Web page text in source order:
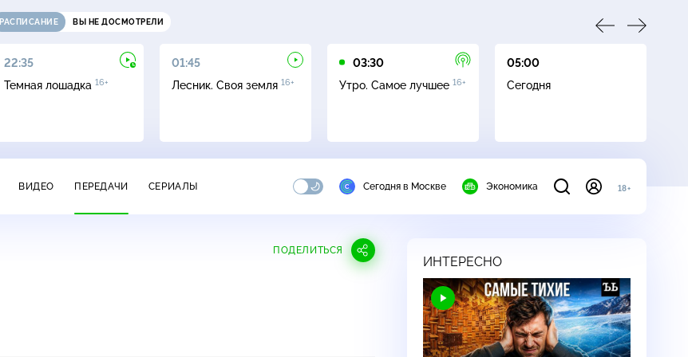
РАСПИСАНИЕ ВЫ НЕ ДОСМОТРЕЛИ
22:35
Темная лошадка 16+
01:45
Лесник. Своя земля 16+
03:30
Утро. Самое лучшее 16+
05:00
Сегодня
ВИДЕО ПЕРЕДАЧИ СЕРИАЛЫ Сегодня в Москве Экономика 18+
ПОДЕЛИТЬСЯ
ИНТЕРЕСНО